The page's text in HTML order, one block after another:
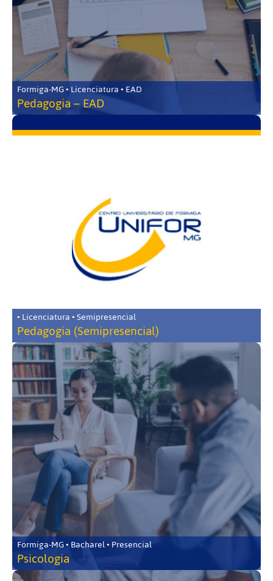
Formiga-MG • Licenciatura • EAD
Pedagogia – EAD
• Licenciatura • Semipresencial
Pedagogia (Semipresencial)
Formiga-MG • Bacharel • Presencial
Psicologia